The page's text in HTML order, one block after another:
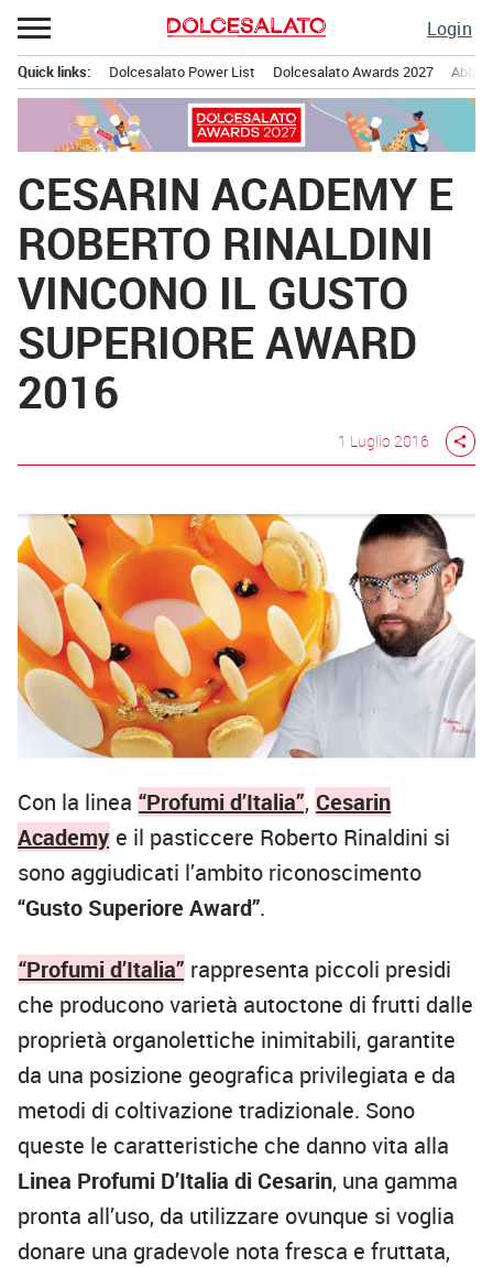
Passa
al
contenuto
Login
principale
Quick links: Dolcesalato Power List Dolcesalato Awards 2027
CESARIN ACADEMY E
ROBERTO RINALDINI
VINCONO IL GUSTO
SUPERIORE AWARD
2016
1 Luglio 2016 share
Con la linea “Profumi d’Italia”, Cesarin
Academy e il pasticcere Roberto Rinaldini si
sono aggiudicati l’ambito riconoscimento
“Gusto Superiore Award”.
“Profumi d’Italia” rappresenta piccoli presidi
che producono varietà autoctone di frutti dalle
proprietà organolettiche inimitabili, garantite
da una posizione geografica privilegiata e da
metodi di coltivazione tradizionale. Sono
queste le caratteristiche che danno vita alla
Linea Profumi D’Italia di Cesarin, una gamma
pronta all’uso, da utilizzare ovunque si voglia
donare una gradevole nota fresca e fruttata,